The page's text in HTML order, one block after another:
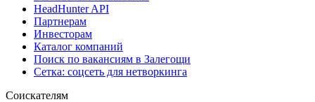
HeadHunter API
Партнерам
Инвесторам
Каталог компаний
Поиск по вакансиям в Залегощи
Сетка: соцсеть для нетворкинга
Соискателям